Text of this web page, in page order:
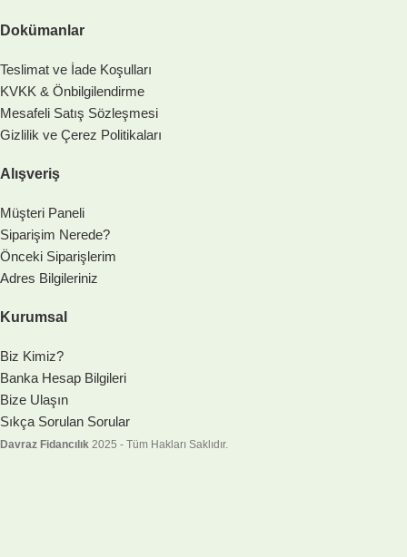
Dokümanlar
Teslimat ve İade Koşulları
KVKK & Önbilgilendirme
Mesafeli Satış Sözleşmesi
Gizlilik ve Çerez Politikaları
Alışveriş
Müşteri Paneli
Siparişim Nerede?
Önceki Siparişlerim
Adres Bilgileriniz
Kurumsal
Biz Kimiz?
Banka Hesap Bilgileri
Bize Ulaşın
Sıkça Sorulan Sorular
Davraz Fidancılık 2025 - Tüm Hakları Saklıdır.